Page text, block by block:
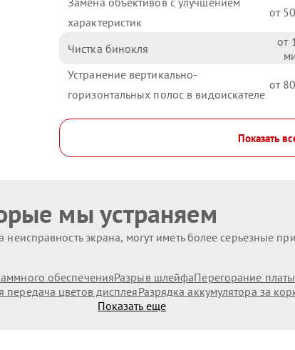
характеристик
50
Чистка бинокля
Устранение вертикально-
горизонтальных полос в видоискателе
80
Показать
мы устраняем
экрана, могут иметь более серьезные
обеспеченияРазрыв шлейфаПерегорание
передача цветов дисплеяРазрядка аккумулятора за
Показать еще